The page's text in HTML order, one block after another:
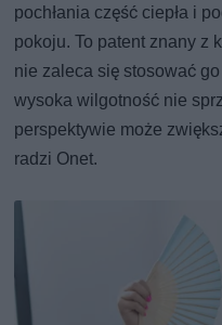
pochłania część ciepła i
pokoju. To patent znany z
nie zaleca się stosować
wysoka wilgotność nie
perspektywie może
radzi Onet.